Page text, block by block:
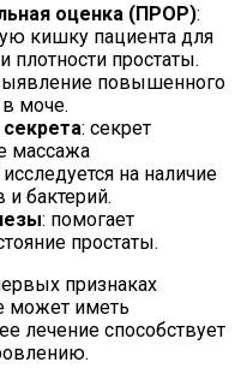
оценка (ПРОР):
кишку пациента для
простаты.
повышенного
моче.
: секрет
массажа
на наличие
бактерий.
: помогает
простаты.
признаках
может иметь
лечение способствует